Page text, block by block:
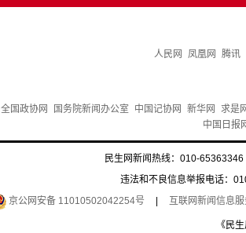
人民网 凤凰网 腾讯
全国政协网 国务院新闻办公室 中国记协网 新华网
求是
中国日报
民生网新闻热线：010-
违法和不良信息举报电话：
京公网安备 11010502042254号
互联网新闻信息
《民